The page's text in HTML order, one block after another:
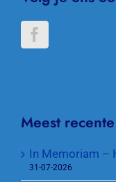
Meest
In Memoriam –
31-07-2026